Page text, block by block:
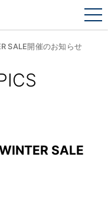
SALE開催のお知らせ
SALE